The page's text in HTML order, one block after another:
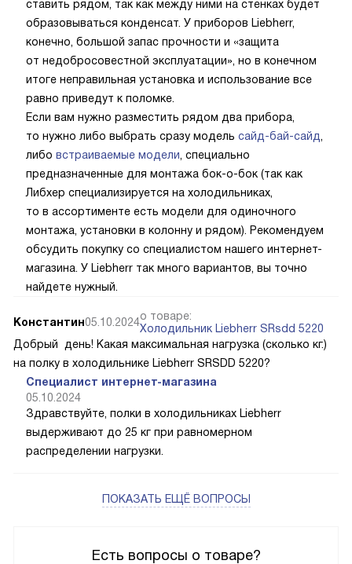
Есть вопросы о товаре?
ставить рядом, так как между ними на стенках будет
образовываться конденсат. У приборов Liebherr,
конечно, большой запас прочности и «защита
от недобросовестной эксплуатации», но в конечном
итоге неправильная установка и использование все
равно приведут к поломке.
Если вам нужно разместить рядом два прибора,
то нужно либо выбрать сразу модель сайд-бай-сайд
либо встраиваемые модели , специально
предназначенные для монтажа бок-о-бок (так как
Либхер специализируется на холодильниках,
то в ассортименте есть модели для одиночного
монтажа, установки в колонну и рядом). Рекомендуем
обсудить покупку со специалистом нашего интернет-
магазина. У Liebherr так много вариантов, вы точно
найдете нужный.
Константин05.10.2024о товаре:
Холодильник Liebherr SRsdd 5220
Добрый день! Какая максимальная нагрузка (сколько кг.)
на полку в холодильнике Liebherr SRSDD 5220?
Специалист интернет-магазина
05.10.2024
Здравствуйте, полки в холодильниках Liebherr
выдерживают до 25 кг при равномерном
распределении нагрузки.
ПОКАЗАТЬ ЕЩЁ ВОПРОСЫ